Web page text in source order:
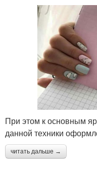
При этом к основным
данной техники
читать дальше →